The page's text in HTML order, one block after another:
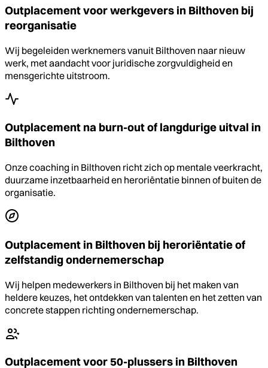
Outplacement voor werkgevers in Bilthoven bij
reorganisatie
Wij begeleiden werknemers vanuit Bilthoven naar nieuw
werk, met aandacht voor juridische zorgvuldigheid en
mensgerichte uitstroom.
Outplacement na burn-out of langdurige uitval in
Bilthoven
Onze coaching in Bilthoven richt zich op mentale veerkracht,
duurzame inzetbaarheid en heroriëntatie binnen of buiten de
organisatie.
Outplacement in Bilthoven bij heroriëntatie of
zelfstandig ondernemerschap
Wij helpen medewerkers in Bilthoven bij het maken van
heldere keuzes, het ontdekken van talenten en het zetten van
concrete stappen richting ondernemerschap.
Outplacement voor 50-plussers in Bilthoven